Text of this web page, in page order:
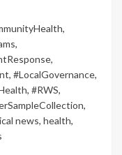
,
,
,
, #LocalGovernance,
, #RWS,
,
news, health,